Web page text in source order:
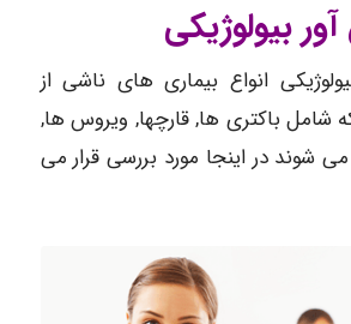
بیولوژیکی
انواع بیماری های ناشی از
شامل باکتری ها, قارچها, ویروس ها,
می شوند در اینجا مورد بررسی قرار می